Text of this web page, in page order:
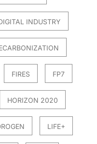
INDUSTRY
FIRES FP7
HORIZON 2020
LIFE+